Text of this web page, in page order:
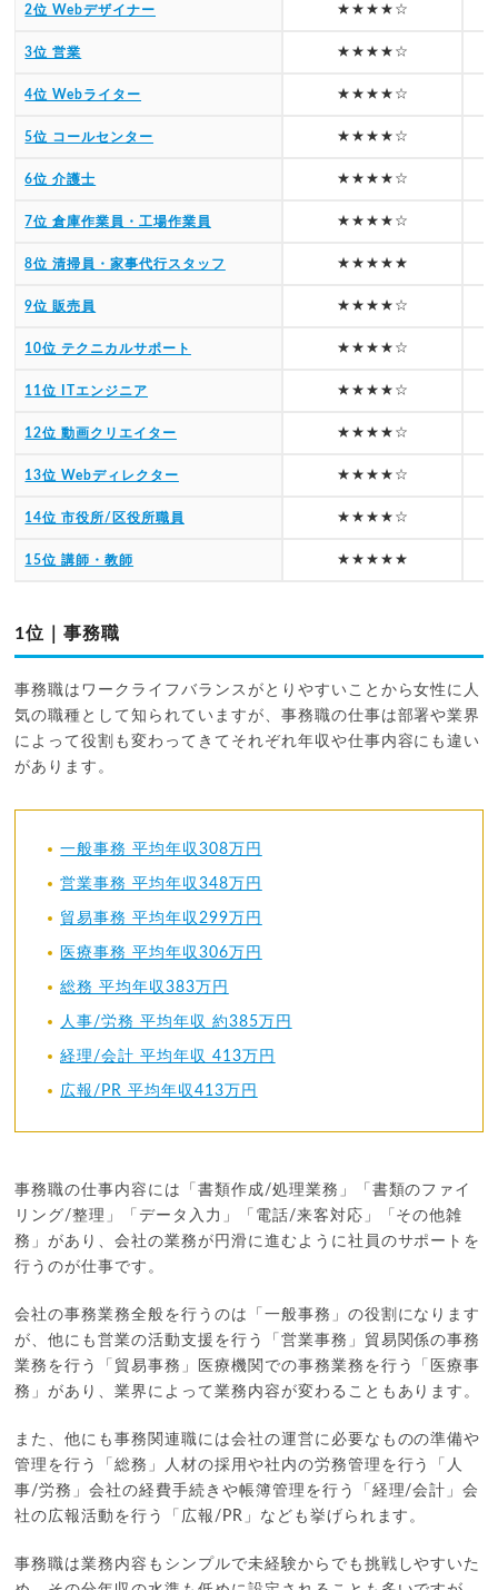
2位 Webデザイナー ★★★★☆
3位 営業 ★★★★☆
4位 Webライター ★★★★☆
5位 コールセンター ★★★★☆
6位 介護士 ★★★★☆
7位 倉庫作業員・工場作業員 ★★★★☆
8位 清掃員・家事代行スタッフ ★★★★★
9位 販売員 ★★★★☆
10位 テクニカルサポート ★★★★☆
11位 ITエンジニア ★★★★☆
12位 動画クリエイター ★★★★☆
13位 Webディレクター ★★★★☆
14位 市役所/区役所職員 ★★★★☆
15位 講師・教師 ★★★★★
1位｜事務職
事務職はワークライフバランスがとりやすいことから女性に人
気の職種として知られていますが、事務職の仕事は部署や業界
によって役割も変わってきてそれぞれ年収や仕事内容にも違い
があります。
一般事務 平均年収308万円
営業事務 平均年収348万円
貿易事務 平均年収299万円
医療事務 平均年収306万円
総務 平均年収383万円
人事/労務 平均年収 約385万円
経理/会計 平均年収 413万円
広報/PR 平均年収413万円
事務職の仕事内容には「書類作成/処理業務」「書類のファイ
リング/整理」「データ入力」「電話/来客対応」「その他雑
務」があり、会社の業務が円滑に進むように社員のサポートを
行うのが仕事です。
会社の事務業務全般を行うのは「一般事務」の役割になります
が、他にも営業の活動支援を行う「営業事務」貿易関係の事務
業務を行う「貿易事務」医療機関での事務業務を行う「医療事
務」があり、業界によって業務内容が変わることもあります。
また、他にも事務関連職には会社の運営に必要なものの準備や
管理を行う「総務」人材の採用や社内の労務管理を行う「人
事/労務」会社の経費手続きや帳簿管理を行う「経理/会計」会
社の広報活動を行う「広報/PR」なども挙げられます。
事務職は業務内容もシンプルで未経験からでも挑戦しやすいた